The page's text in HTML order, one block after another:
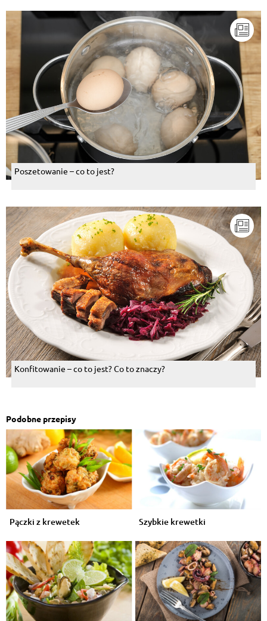
Poszetowanie – co to jest?
Konfitowanie – co to jest? Co to znaczy?
Podobne przepisy
Pączki z krewetek Szybkie krewetki